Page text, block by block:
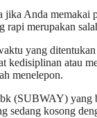
Anda memakai
merupakan
yang
kedisiplinan atau
menelepon.
(SUBWAY) yang
sedang kosong